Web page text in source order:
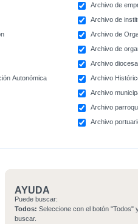
Archivo de
Archivo de
Archivo de
Archivo de
Archivo
Autonómica
Archivo
Archivo
Archivo
Archivo
AYUDA
Puede buscar:
Todos: Seleccione con el botón "Todos"
buscar.